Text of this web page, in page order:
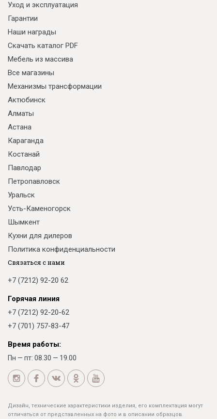
Уход и эксплуатация
Гарантии
Наши награды
Скачать каталог PDF
Мебель из массива
Все магазины
Механизмы трансформации
Актюбинск
Алматы
Астана
Караганда
Костанай
Павлодар
Петропавловск
Уральск
Усть-Каменогорск
Шымкент
Кухни для дилеров
Политика конфиденциальности
Связаться с нами
+7 (7212) 92-20 62
Горячая линия
+7 (7212) 92-20-62
+7 (701) 757-83-47
Время работы:
Пн — пт: 08.30 — 19.00
Дизайн, технические характеристики изделия, его комплектация могут
отличаться от представленных на фото и в описании образцов.